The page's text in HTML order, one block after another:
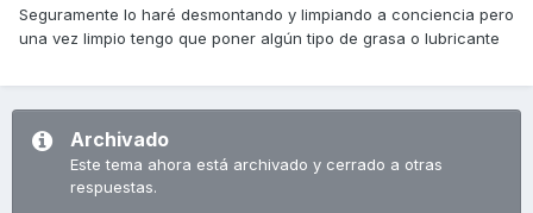
Seguramente lo haré desmontando y limpiando a conciencia pero
una vez limpio tengo que poner algún tipo de grasa o lubricante
Archivado
Este tema ahora está archivado y cerrado a otras
respuestas.